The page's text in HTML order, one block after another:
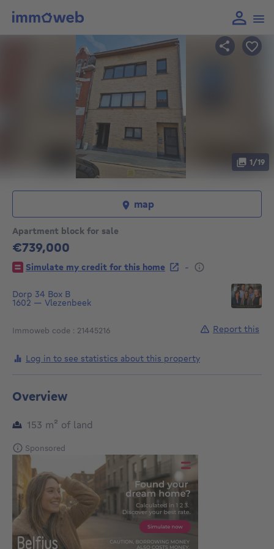
Apartment block for sale
€739,000
739000€
Simulate my credit for this home -
Dorp 34 Box B
1602 — Vlezenbeek
Immoweb code : 21445216
1/19
map
Log in to see statistics about this property
Report this
Overview
153 m² square meters
of land
Sponsored